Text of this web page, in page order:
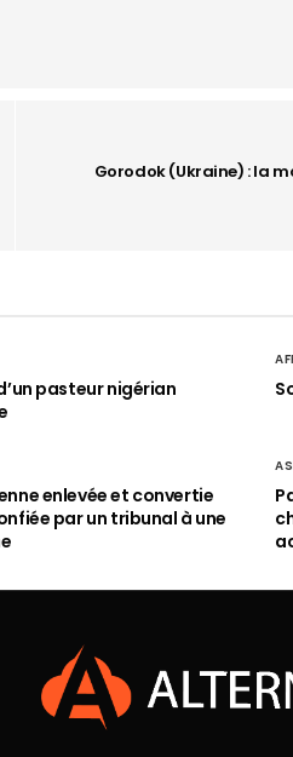
Gorodok (Ukraine) : la
pasteur nigérian
enlevée et convertie
par un tribunal à une